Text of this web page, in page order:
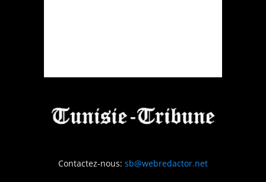
Contactez-nous: sb@webredactor.net